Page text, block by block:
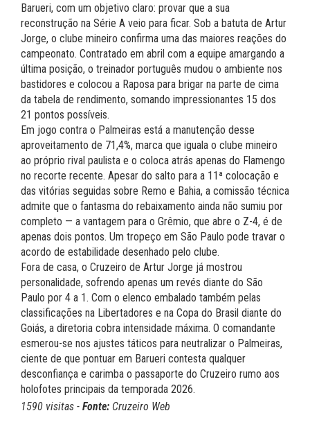
Barueri, com um objetivo claro: provar que a sua
reconstrução na Série A veio para ficar. Sob a batuta de Artur
Jorge, o clube mineiro confirma uma das maiores reações do
campeonato. Contratado em abril com a equipe amargando a
última posição, o treinador português mudou o ambiente nos
bastidores e colocou a Raposa para brigar na parte de cima
da tabela de rendimento, somando impressionantes 15 dos
21 pontos possíveis.
Em jogo contra o Palmeiras está a manutenção desse
aproveitamento de 71,4%, marca que iguala o clube mineiro
ao próprio rival paulista e o coloca atrás apenas do Flamengo
no recorte recente. Apesar do salto para a 11ª colocação e
das vitórias seguidas sobre Remo e Bahia, a comissão técnica
admite que o fantasma do rebaixamento ainda não sumiu por
completo — a vantagem para o Grêmio, que abre o Z-4, é de
apenas dois pontos. Um tropeço em São Paulo pode travar o
acordo de estabilidade desenhado pelo clube.
Fora de casa, o Cruzeiro de Artur Jorge já mostrou
personalidade, sofrendo apenas um revés diante do São
Paulo por 4 a 1. Com o elenco embalado também pelas
classificações na Libertadores e na Copa do Brasil diante do
Goiás, a diretoria cobra intensidade máxima. O comandante
esmerou-se nos ajustes táticos para neutralizar o Palmeiras,
ciente de que pontuar em Barueri contesta qualquer
desconfiança e carimba o passaporte do Cruzeiro rumo aos
holofotes principais da temporada 2026.
1590 visitas - Fonte: Cruzeiro Web